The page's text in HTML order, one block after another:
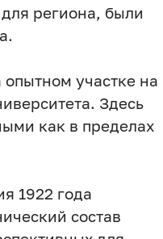
региона, были
участке на
Здесь
как в пределах
1922 года
состав